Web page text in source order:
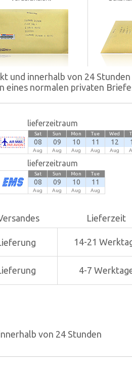
und innerhalb von 24
eines normalen privaten
lieferzeitraum
Sat
08
Aug
Sun
09
Aug
Mon
10
Aug
Tue
11
Aug
Wed
12
Aug
lieferzeitraum
Sat
08
Aug
Sun
09
Aug
Mon
10
Aug
Tue
11
Aug
Lieferzeit
14-21
4-7
von 24 Stunden